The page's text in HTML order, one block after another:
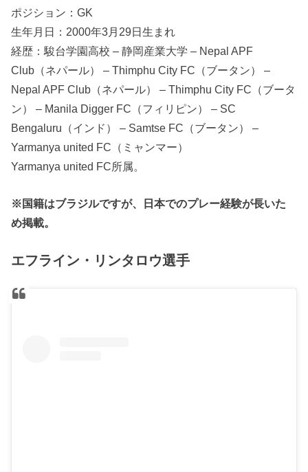
ポジション：GK
生年月日：2000年3月29日生まれ
経歴：駿台学園高校 – 静岡産業大学 – Nepal APF
Club（ネパール） – Thimphu City FC（ブータン） –
Nepal APF Club（ネパール） – Thimphu City FC（ブータ
ン） – Manila Digger FC（フィリピン） – SC
Bengaluru（インド） – Samtse FC（ブータン） –
Yarmanya united FC（ミャンマー）
Yarmanya united FC所属。
※国籍はブラジルですが、日本でのプレー経験が長いた
め掲載。
エフライン・リンタロウ選手